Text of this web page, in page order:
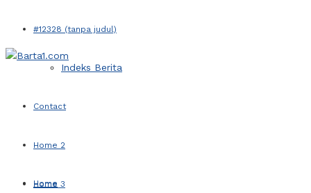
#12328 (tanpa judul)
Indeks Berita
Contact
Home 2
Home 3
Home